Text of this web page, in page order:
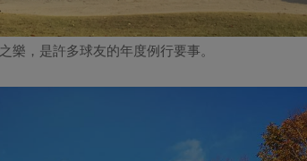
，是許多球友的年度例行要事。